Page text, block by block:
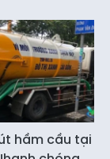
hầm cầu tại